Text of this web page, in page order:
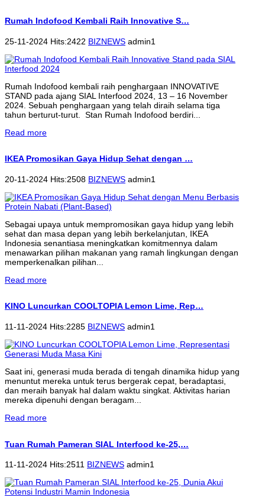
Rumah Indofood Kembali Raih Innovative S…
25-11-2024 Hits:2422 BIZNEWS admin1
Rumah Indofood kembali raih penghargaan INNOVATIVE
STAND pada ajang SIAL Interfood 2024, 13 – 16 November
2024. Sebuah penghargaan yang telah diraih selama tiga
tahun berturut-turut. Stan Rumah Indofood berdiri...
Read more
IKEA Promosikan Gaya Hidup Sehat dengan …
20-11-2024 Hits:2508 BIZNEWS admin1
Sebagai upaya untuk mempromosikan gaya hidup yang lebih
sehat dan masa depan yang lebih berkelanjutan, IKEA
Indonesia senantiasa meningkatkan komitmennya dalam
menawarkan pilihan makanan yang ramah lingkungan dengan
memperkenalkan pilihan...
Read more
KINO Luncurkan COOLTOPIA Lemon Lime, Rep…
11-11-2024 Hits:2285 BIZNEWS admin1
Saat ini, generasi muda berada di tengah dinamika hidup yang
menuntut mereka untuk terus bergerak cepat, beradaptasi,
dan meraih banyak hal dalam waktu singkat. Aktivitas harian
mereka dipenuhi dengan beragam...
Read more
Tuan Rumah Pameran SIAL Interfood ke-25,…
11-11-2024 Hits:2511 BIZNEWS admin1